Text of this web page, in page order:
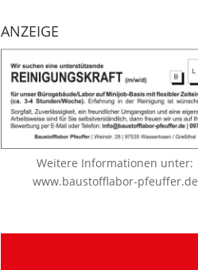
ANZEIGE
Weitere Informationen unter:
www.baustofflabor-pfeuffer.de